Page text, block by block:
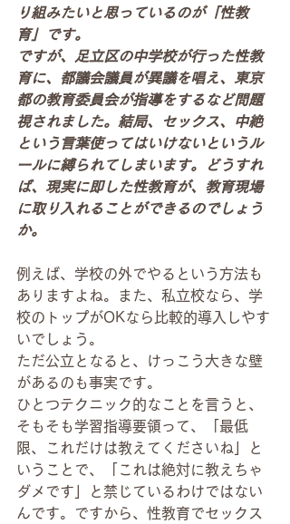
り組みたいと思っているのが「性教
育」です。
ですが、足立区の中学校が行った性教
育に、都議会議員が異議を唱え、東京
都の教育委員会が指導をするなど問題
視されました。結局、セックス、中絶
という言葉使ってはいけないというル
ールに縛られてしまいます。どうすれ
ば、現実に即した性教育が、教育現場
に取り入れることができるのでしょう
か。
例えば、学校の外でやるという方法も
ありますよね。また、私立校なら、学
校のトップがOKなら比較的導入しやす
いでしょう。
ただ公立となると、けっこう大きな壁
があるのも事実です。
ひとつテクニック的なことを言うと、
そもそも学習指導要領って、「最低
限、これだけは教えてくださいね」と
いうことで、「これは絶対に教えちゃ
ダメです」と禁じているわけではない
んです。ですから、性教育でセックス